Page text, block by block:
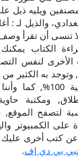
ويليه
والذيل لـ :
تنسى أن تقرأ وصف
الكتاب
الأخرى لنفس
وتوجد به الكثير
هذه الكتب مجانية
ومكتبة
الكمبيوتر
كتب أخرى عليك
بي دي إف.